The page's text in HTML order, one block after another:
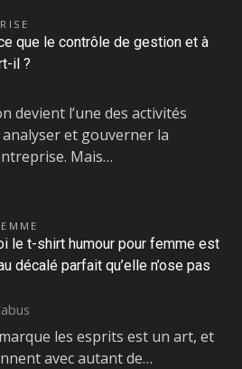
que le contrôle de gestion et à
il ?
devient l’une des activités
et gouverner la
Mais…
le t-shirt humour pour femme est
décalé parfait qu’elle n’ose pas
les esprits est un art, et
avec autant de…